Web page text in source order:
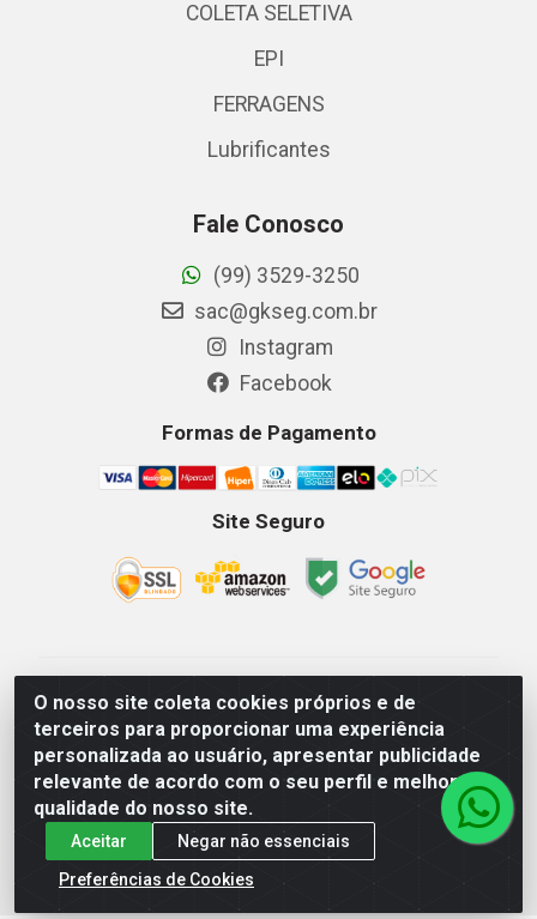
O nosso site coleta cookies próprios e de
terceiros para proporcionar uma experiência
personalizada ao usuário, apresentar publicidade
relevante de acordo com o seu perfil e melhorar a
qualidade do nosso site.
Aceitar
Negar não essenciais
Preferências de Cookies
COLETA SELETIVA
EPI
FERRAGENS
Lubrificantes
Fale Conosco
(99) 3529-3250
sac@gkseg.com.br
Instagram
Facebook
Formas de Pagamento
Site Seguro
GKSEG EPI Maquinas e Equipamentos LTDA - Av. Getulio
Vargas, 2066 Centro, Imperatriz/MA - CEP 65.903-280 -
CNPJ 11.191.946/0001-07 - Horários: Segunda-Sexta
08as18hs, Sábados 08as12hs